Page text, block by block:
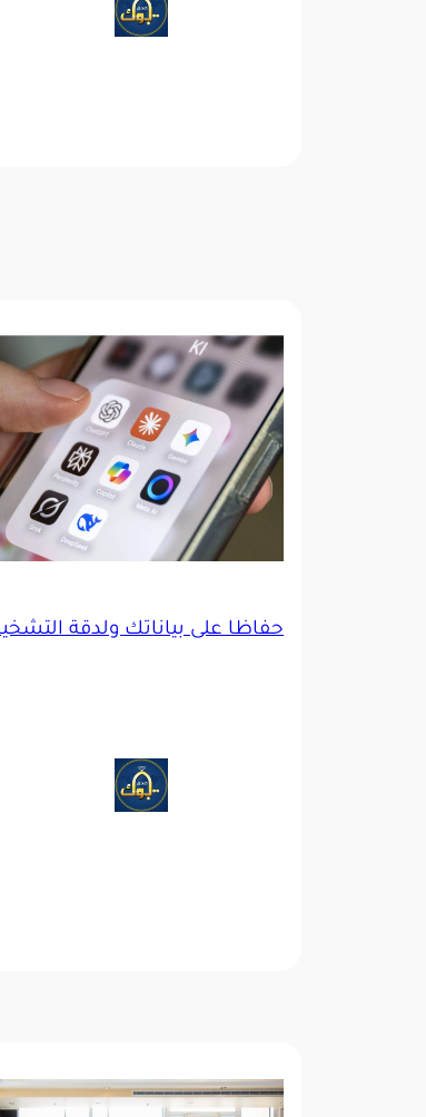
حفاظاً على بياناتك ولدقّة